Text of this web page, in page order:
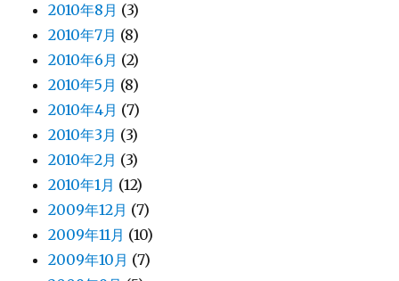
2010年8月 (3)
2010年7月 (8)
2010年6月 (2)
2010年5月 (8)
2010年4月 (7)
2010年3月 (3)
2010年2月 (3)
2010年1月 (12)
2009年12月 (7)
2009年11月 (10)
2009年10月 (7)